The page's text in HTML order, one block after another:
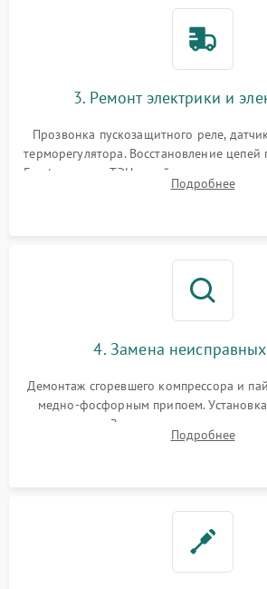
3. Ремонт электрики и
Прозвонка пускозащитного реле,
терморегулятора. Восстановление
Frost, включая ТЭН оттайки и
платы управления при сбоях
Подробнее
4. Замена
Демонтаж сгоревшего компрессора и
медно-фосфорным припоем.
осушителя. Замена изношенных
сломанных заслонок илиПодробнее